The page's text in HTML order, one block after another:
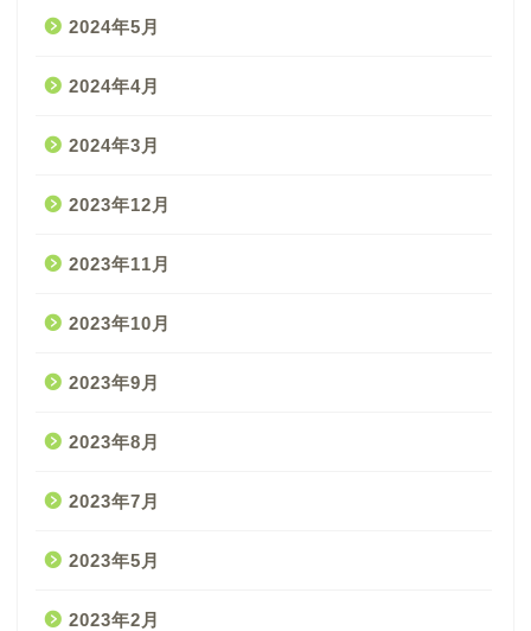
2024年5月
2024年4月
2024年3月
2023年12月
2023年11月
2023年10月
2023年9月
2023年8月
2023年7月
2023年5月
2023年2月